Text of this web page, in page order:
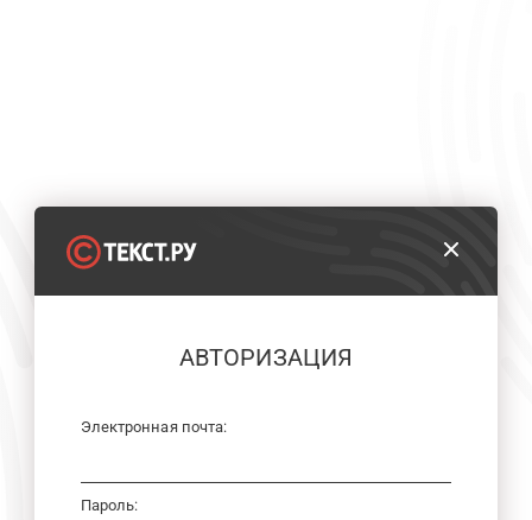
АВТОРИЗАЦИЯ
Электронная почта:
Пароль: